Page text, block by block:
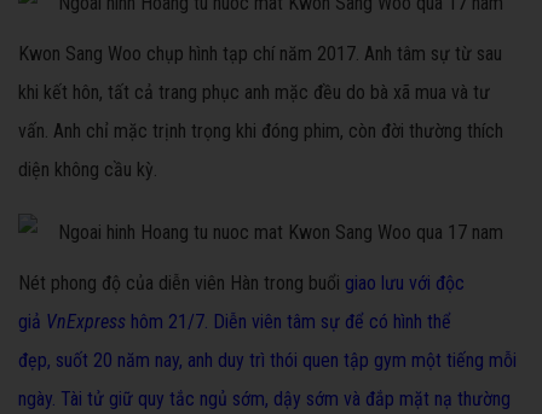
Kwon Sang Woo chụp hình tạp chí năm 2017. Anh tâm sự từ sau
khi kết hôn, tất cả trang phục anh mặc đều do bà xã mua và tư
vấn. Anh chỉ mặc trịnh trọng khi đóng phim, còn đời thường thích
diện không cầu kỳ.
Nét phong độ của diễn viên Hàn trong buổi giao lưu với độc
giả VnExpress hôm 21/7. Diễn viên tâm sự để có hình thể
đẹp, suốt 20 năm nay, anh duy trì thói quen tập gym một tiếng mỗi
ngày. Tài tử giữ quy tắc ngủ sớm, dậy sớm và đắp mặt nạ thường